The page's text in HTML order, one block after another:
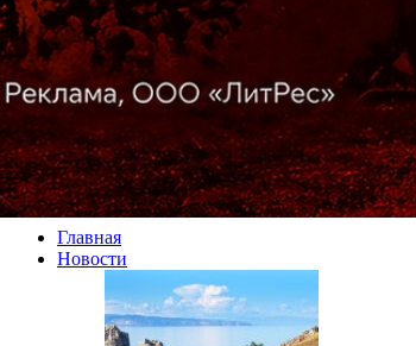
Главная
Новости